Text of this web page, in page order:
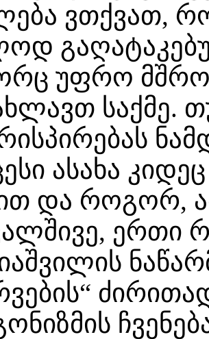
ვთქვათ,
უფრო
საქმე.
ასახა
და როგორ,
ერთი